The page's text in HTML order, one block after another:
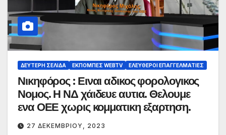
ΔΕΎΤΕΡΗ ΣΕΛΊΔΑ ΕΚΠΟΜΠΈΣ WEBTV ΕΛΕΎΘΕΡΟΙ ΕΠΑΓΓΕΛΜΑΤΊΕΣ
Νικηφόρος : Ειναι αδικος φορολογικος
Νομος. Η ΝΔ χάιδευε αυτια. Θελουμε
ενα ΟΕΕ χωρις κομματικη εξαρτηση.
27 ΔΕΚΕΜΒΡΊΟΥ, 2023